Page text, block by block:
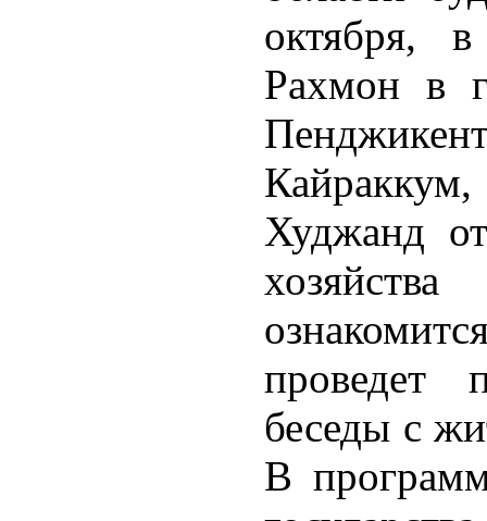
октября,
Рахмон в
Худжанд
проведет
беседы с
В